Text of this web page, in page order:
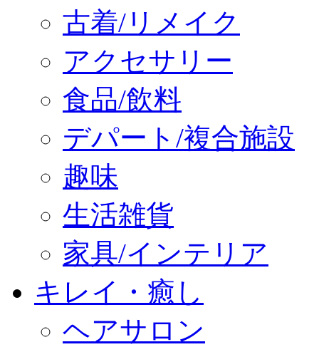
古着/リメイク
アクセサリー
食品/飲料
デパート/複合施設
趣味
生活雑貨
家具/インテリア
キレイ・癒し
ヘアサロン